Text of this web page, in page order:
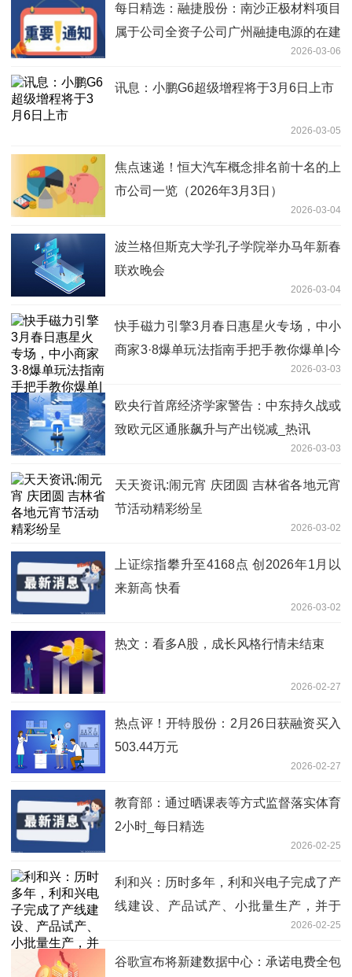
每日精选：融捷股份：南沙正极材料项目
属于公司全资子公司广州融捷电源的在建
2026-03-06
讯息：小鹏G6超级增程将于3月6日上市
2026-03-05
焦点速递！恒大汽车概念排名前十名的上
市公司一览（2026年3月3日）
2026-03-04
波兰格但斯克大学孔子学院举办马年新春
联欢晚会
2026-03-04
快手磁力引擎3月春日惠星火专场，中小
商家3·8爆单玩法指南手把手教你爆单|今
2026-03-03
欧央行首席经济学家警告：中东持久战或
致欧元区通胀飙升与产出锐减_热讯
2026-03-03
天天资讯:闹元宵 庆团圆 吉林省各地元宵
节活动精彩纷呈
2026-03-02
上证综指攀升至4168点 创2026年1月以
来新高 快看
2026-03-02
热文：看多A股，成长风格行情未结束
2026-02-27
热点评！开特股份：2月26日获融资买入
503.44万元
2026-02-27
教育部：通过晒课表等方式监督落实体育
2小时_每日精选
2026-02-25
利和兴：历时多年，利和兴电子完成了产
线建设、产品试产、小批量生产，并于
2026-02-25
谷歌宣布将新建数据中心：承诺电费全包